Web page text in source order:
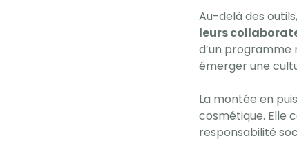
Au-delà des
leurs
d’un programme
émerger une
La montée en
cosmétique. Elle
responsabilité